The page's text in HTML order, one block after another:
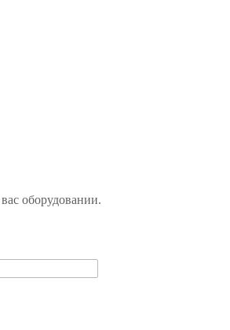
оборудовании.